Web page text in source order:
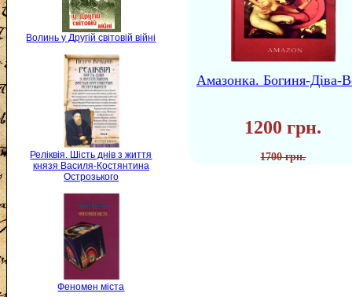
Волинь у Другій світовій війні
Реліквія. Шість днів з життя
князя Василя-Костянтина
Острозького
Феномен міста
Амазонка. Богиня-Діва-
1200 грн.
1700 грн.